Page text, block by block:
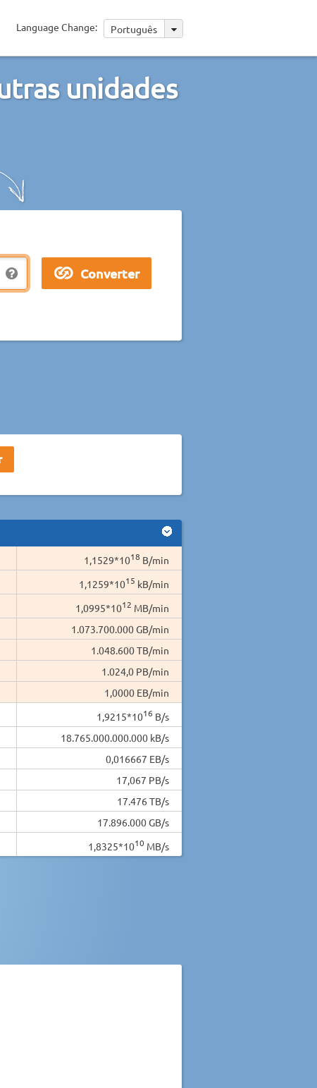
Language Change: Português
unidades
1,1529*1018 B/min
1,1259*1015 kB/min
1,0995*1012 MB/min
1.073.700.000 GB/min
1.048.600 TB/min
1.024,0 PB/min
1,0000 EB/min
1,9215*1016 B/s
18.765.000.000.000 kB/s
0,016667 EB/s
17,067 PB/s
17.476 TB/s
17.896.000 GB/s
1,8325*1010 MB/s